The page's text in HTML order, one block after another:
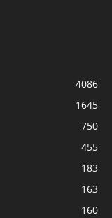
4086
1645
750
455
183
163
160